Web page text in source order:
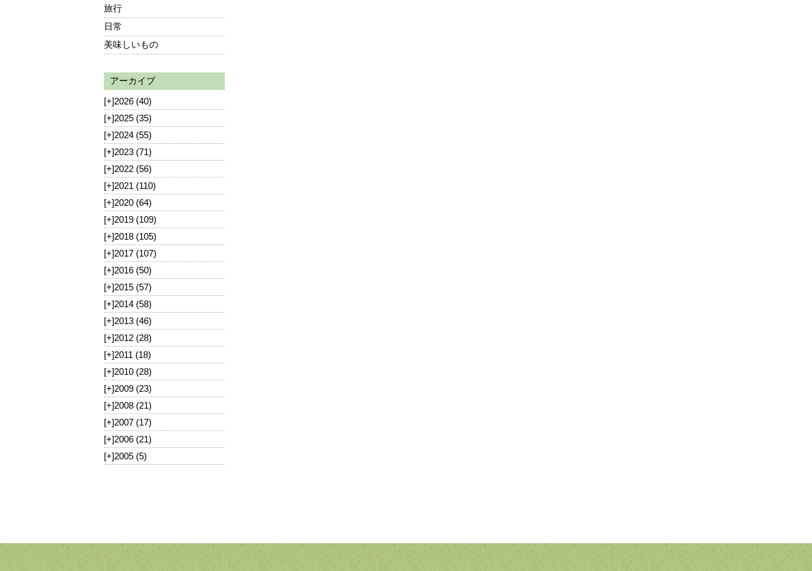
旅行
日常
美味しいもの
アーカイブ
[+]2026 (40)
[+]2025 (35)
[+]2024 (55)
[+]2023 (71)
[+]2022 (56)
[+]2021 (110)
[+]2020 (64)
[+]2019 (109)
[+]2018 (105)
[+]2017 (107)
[+]2016 (50)
[+]2015 (57)
[+]2014 (58)
[+]2013 (46)
[+]2012 (28)
[+]2011 (18)
[+]2010 (28)
[+]2009 (23)
[+]2008 (21)
[+]2007 (17)
[+]2006 (21)
[+]2005 (5)